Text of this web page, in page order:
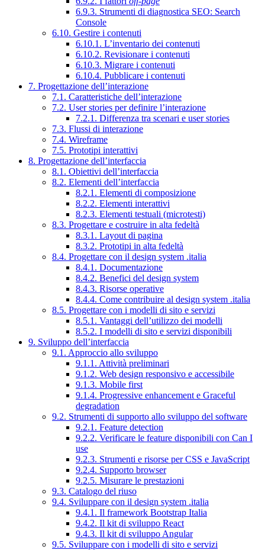
6.9.3. Strumenti di diagnostica SEO: Search
Console
6.10. Gestire i contenuti
6.10.1. L’inventario dei contenuti
6.10.2. Revisionare i contenuti
6.10.3. Migrare i contenuti
6.10.4. Pubblicare i contenuti
7. Progettazione dell’interazione
7.1. Caratteristiche dell’interazione
7.2. User stories per definire l’interazione
7.2.1. Differenza tra scenari e user stories
7.3. Flussi di interazione
7.4. Wireframe
7.5. Prototipi interattivi
8. Progettazione dell’interfaccia
8.1. Obiettivi dell’interfaccia
8.2. Elementi dell’interfaccia
8.2.1. Elementi di composizione
8.2.2. Elementi interattivi
8.2.3. Elementi testuali (microtesti)
8.3. Progettare e costruire in alta fedeltà
8.3.1. Layout di pagina
8.3.2. Prototipi in alta fedeltà
8.4. Progettare con il design system .italia
8.4.1. Documentazione
8.4.2. Benefici del design system
8.4.3. Risorse operative
8.4.4. Come contribuire al design system .italia
8.5. Progettare con i modelli di sito e servizi
8.5.1. Vantaggi dell’utilizzo dei modelli
8.5.2. I modelli di sito e servizi disponibili
9. Sviluppo dell’interfaccia
9.1. Approccio allo sviluppo
9.1.1. Attività preliminari
9.1.2. Web design responsivo e accessibile
9.1.3. Mobile first
9.1.4. Progressive enhancement e Graceful
degradation
9.2. Strumenti di supporto allo sviluppo del software
9.2.1. Feature detection
9.2.2. Verificare le feature disponibili con Can I
use
9.2.3. Strumenti e risorse per CSS e JavaScript
9.2.4. Supporto browser
9.2.5. Misurare le prestazioni
9.3. Catalogo del riuso
9.4. Sviluppare con il design system .italia
9.4.1. Il framework Bootstrap Italia
9.4.2. Il kit di sviluppo React
9.4.3. Il kit di sviluppo Angular
9.5. Sviluppare con i modelli di sito e servizi